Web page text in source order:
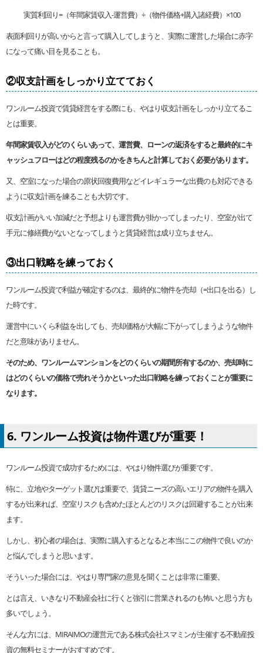
実質利回り=（年間家賃収入-運営費）÷（物件価格+購入諸経費）×100
表面利回りが高いからと言って購入してしまうと、実際に運営した場合に赤字
になって痛い目を見ることも。
②収支計画をしっかり立てておく
ワンルーム投資で賃貸経営をする際にも、やはり収支計画をしっかり立てるこ
とは重要。
年間家賃収入がどのくらいあって、運営費、ローンの返済をすると最終的にキ
ャッシュフローはどの程度残るのかをきちんと計算しておく必要があります。
又、空室になった場合の原状回復費用などイレギュラーな出費のも対応できる
ように収支計画を練ることも大切です。
収支計画がいい加減だと予想よりも運営費が掛かってしまったり、空室が出て
手元に修繕費がないとなってしまうと賃貸経営は成り立ちません。
③出口戦略を練っておく
ワンルーム投資で利益が確定するのは、最終的に物件を売却（=出口を出る）し
た時です。
運営中にいくら利益を出しても、売却価格が大幅に下がってしまうような物件
だと意味がありません。
そのため、ワンルームマンションをどのくらいの期間所有するのか、売却時に
はどのくらいの価格で売れそうかといった出口戦略を練っておくことが重要に
なります。
6. ワンルーム投資は物件選びが重要！
ワンルーム投資で成功するためには、やはり物件選びが重要です。
特に、立地やターゲット選びは重要で、賃貸ニーズの高いエリアの物件を購入
するが出来れば、空室リスクも含めたほとんどのリスクは回避することが出来
ます。
しかし、初心者の場合は、実際に購入するとなると本当にこの物件で良いのか
と悩んでしまうと思います。
そういった場合には、やはり専門家の意見を聞くことは非常に重要。
とは言え、いきなり不動産会社に行くと強引に営業されるのも怖いと思う方も
多いでしょう。
そんな方には、MIRAIMOの運営元である株式会社スマミンが主催する不動産投
資の無料セミナーがおすすめです。